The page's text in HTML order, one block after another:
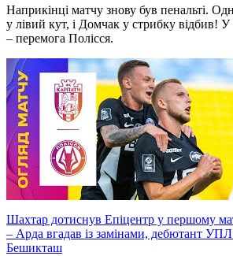
Наприкінці матчу знову був пенальті.
у лівий кут, і Домчак у стрибку відбив!
– перемога Полісся.
Шахтар дотиснув Епіцентр у першому
– Арда вгадав із замінами, дебютант
Бешикташ